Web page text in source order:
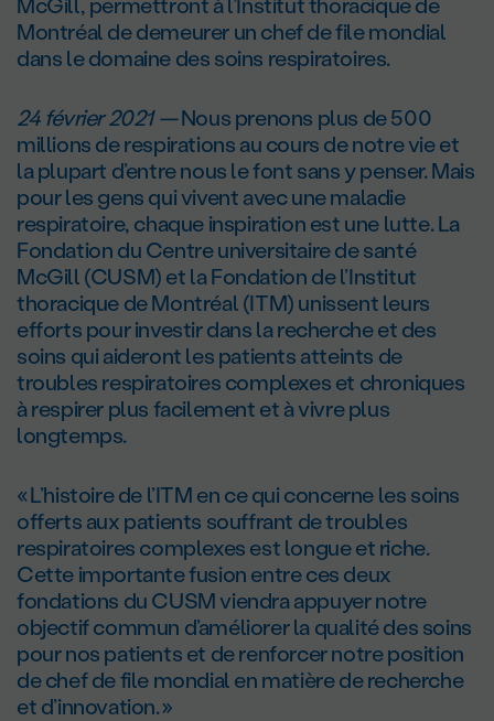
Montréal de demeurer un chef de file mondial
dans le domaine des soins respiratoires.
24 février2021—Nous prenons plus de 500
millions de respirations au cours de notre vie et
la plupart d’entre nous le font sans y penser. Mais
pour les gens qui vivent avec une maladie
respiratoire, chaque inspiration est une lutte. La
Fondation du Centre universitaire de santé
McGill (CUSM) et la Fondation de l’Institut
thoracique de Montréal (ITM) unissent leurs
efforts pour investir dans la recherche et des
soins qui aideront les patients atteints de
troubles respiratoires complexes et chroniques
à respirer plus facilement et à vivre plus
longtemps.
« L’histoire de l’ITM en ce qui concerne les soins
offerts aux patients souffrant de troubles
respiratoires complexes est longue et riche.
Cette importante fusion entre ces deux
fondations du CUSM viendra appuyer notre
objectif commun d’améliorer la qualité des soins
pour nos patients et de renforcer notre position
de chef de file mondial en matière de recherche
et d’innovation. »